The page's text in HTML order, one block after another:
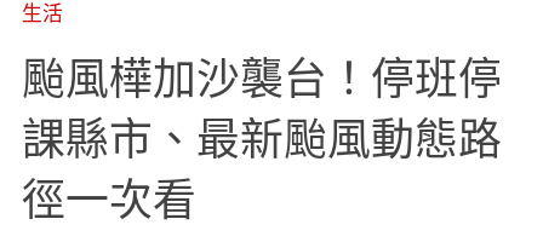
生活
颱風樺加沙襲台！停班停
課縣市、最新颱風動態路
徑一次看